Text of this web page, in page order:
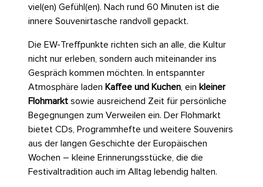
viel(en) Gefühl(en). Nach rund 60 Minuten ist die
innere Souvenirtasche randvoll gepackt.
Die EW-Treffpunkte richten sich an alle, die Kultur
nicht nur erleben, sondern auch miteinander ins
Gespräch kommen möchten. In entspannter
Atmosphäre laden Kaffee und Kuchen , ein kleiner
Flohmarkt sowie ausreichend Zeit für persönliche
Begegnungen zum Verweilen ein. Der Flohmarkt
bietet CDs, Programmhefte und weitere Souvenirs
aus der langen Geschichte der Europäischen
Wochen – kleine Erinnerungsstücke, die die
Festivaltradition auch im Alltag lebendig halten.